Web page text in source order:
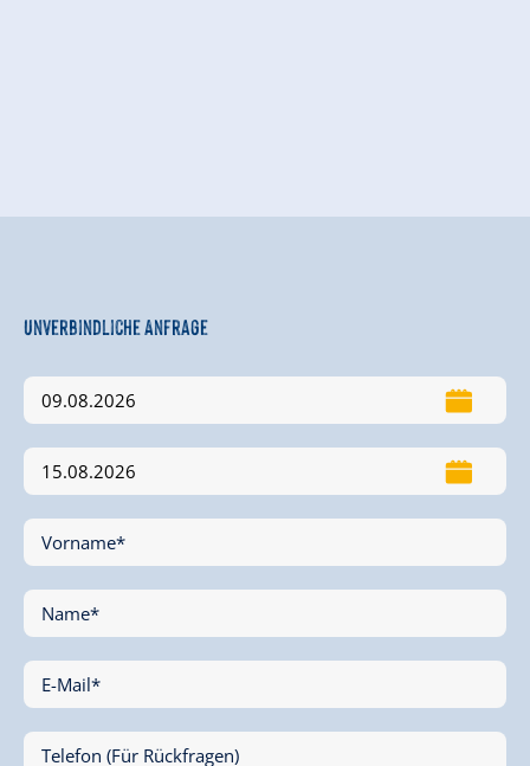
Unverbindliche Anfrage
Vorname*
Name*
E-Mail*
Telefon (Für Rückfragen)